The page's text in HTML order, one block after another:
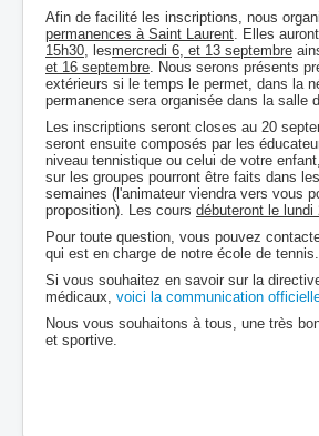
Afin de facilité les inscriptions, nous
permanences à Saint Laurent . Elles
15h30 , lesmercredi 6, et 13 septembre
et 16 septembre . Nous serons présents
extérieurs si le temps le permet, dans la
permanence sera organisée dans la salle
Les inscriptions seront closes au 20
seront ensuite composés par les
niveau tennistique ou celui de votre
sur les groupes pourront être faits dans
semaines (l'animateur viendra vers vous
proposition). Les cours débuteront le lundi
Pour toute question, vous pouvez
qui est en charge de notre école de tennis.
Si vous souhaitez en savoir sur la
médicaux, voici la communication
Nous vous souhaitons à tous, une très
et sportive.